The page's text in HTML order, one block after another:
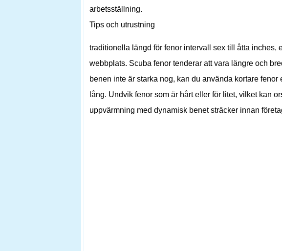
arbetsställning.
Tips och utrustning
traditionella längd för fenor intervall sex till åtta inches,
webbplats. Scuba fenor tenderar att vara längre och
benen inte är starka nog, kan du använda kortare
lång. Undvik fenor som är hårt eller för litet, vilket kan
uppvärmning med dynamisk benet sträcker innan